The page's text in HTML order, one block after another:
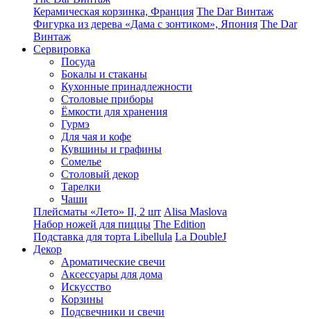
Керамическая корзинка, Франция The Dar Винтаж
Фигурка из дерева «Дама с зонтиком», Япония The Dar
Винтаж
Сервировка
Посуда
Бокалы и стаканы
Кухонные принадлежности
Столовые приборы
Ëмкости для хранения
Гурмэ
Для чая и кофе
Кувшины и графины
Сомелье
Столовый декор
Тарелки
Чаши
Плейсматы «Лето» II, 2 шт Alisa Maslova
Набор ножей для пиццы The Edition
Подставка для торта Libellula La DoubleJ
Декор
Ароматические свечи
Аксессуары для дома
Искусство
Корзины
Подсвечники и свечи